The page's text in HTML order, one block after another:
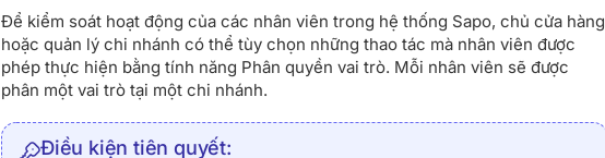
Để kiểm soát hoạt động của các nhân viên trong hệ thống Sapo, chủ cửa hàng
hoặc quản lý chi nhánh có thể tùy chọn những thao tác mà nhân viên được
phép thực hiện bằng tính năng Phân quyền vai trò. Mỗi nhân viên sẽ được
phân một vai trò tại một chi nhánh.
Điều kiện tiên quyết: